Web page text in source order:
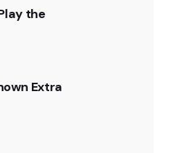
the
Extra